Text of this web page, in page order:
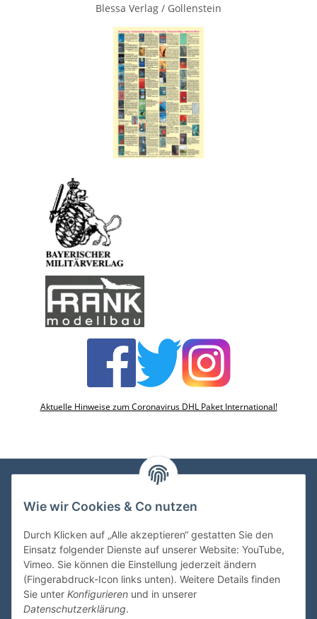
Blessa Verlag / Gollenstein
Aktuelle Hinweise zum Coronavirus DHL Paket International!
VDMedien24.de
Kasernenstraße 6-10
66482 Zweibrücken
Tel. 06332 72710
eMail: heinz.nickel@vdmedien.de
Wie wir Cookies & Co nutzen
Durch Klicken auf „Alle akzeptieren“ gestatten Sie den
Einsatz folgender Dienste auf unserer Website: YouTube,
Vimeo. Sie können die Einstellung jederzeit ändern
(Fingerabdruck-Icon links unten). Weitere Details finden
Sie unter Konfigurieren und in unserer
Datenschutzerklärung.